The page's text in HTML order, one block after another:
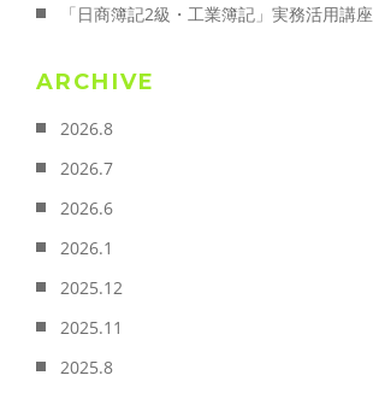
「日商簿記2級・工業簿記」実務活用講座
ARCHIVE
2026.8
2026.7
2026.6
2026.1
2025.12
2025.11
2025.8